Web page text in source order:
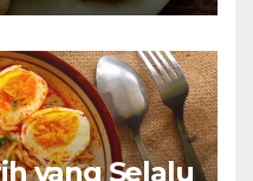
yang Selalu